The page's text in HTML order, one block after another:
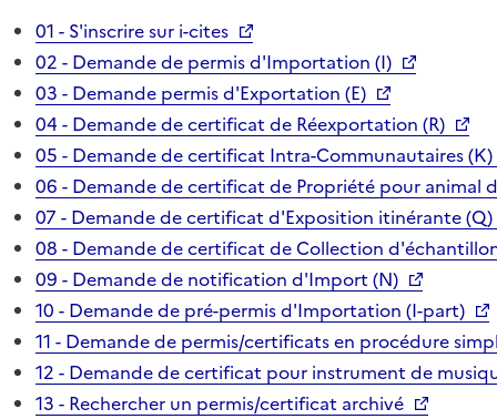
01 - S'inscrire sur i-cites
02 - Demande de permis d'Importation (I)
03 - Demande permis d'Exportation (E)
04 - Demande de certificat de Réexportation (R)
05 - Demande de certificat Intra-Communautaires (K)
06 - Demande de certificat de Propriété pour animal
07 - Demande de certificat d'Exposition itinérante (Q)
08 - Demande de certificat de Collection
09 - Demande de notification d'Import (N)
10 - Demande de pré-permis d'Importation (I-part)
11 - Demande de permis/certificats en procédure
12 - Demande de certificat pour instrument de
13 - Rechercher un permis/certificat archivé